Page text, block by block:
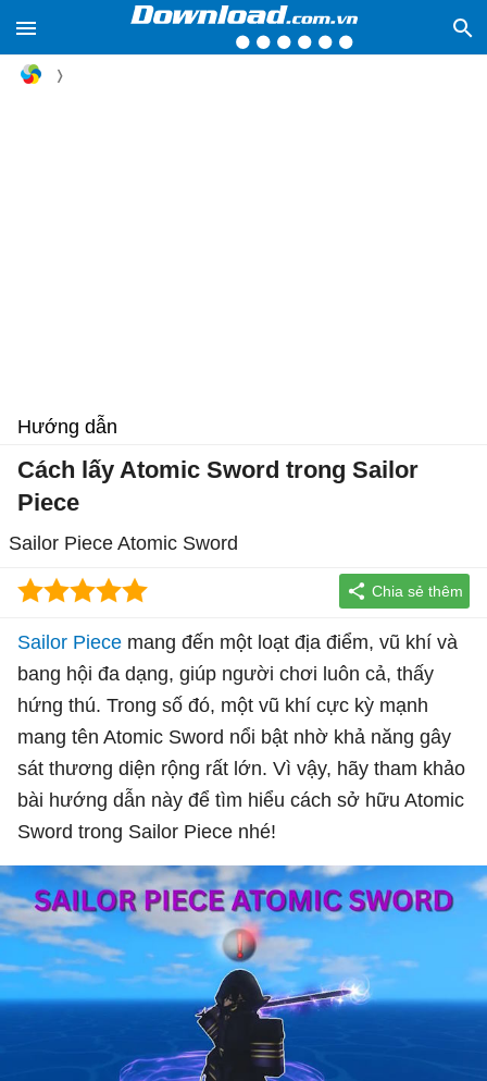
Hướng dẫn
Cách lấy Atomic Sword trong Sailor
Piece
Sailor Piece Atomic Sword
Sailor Piece mang đến một loạt địa điểm, vũ khí và
bang hội đa dạng, giúp người chơi luôn cả, thấy
hứng thú. Trong số đó, một vũ khí cực kỳ mạnh
mang tên Atomic Sword nổi bật nhờ khả năng gây
sát thương diện rộng rất lớn. Vì vậy, hãy tham khảo
bài hướng dẫn này để tìm hiểu cách sở hữu Atomic
Sword trong Sailor Piece nhé!